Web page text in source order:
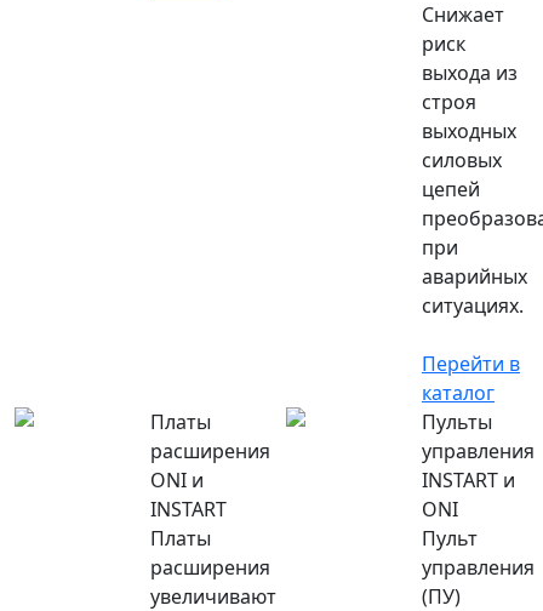
Снижает
риск
выхода из
строя
выходных
силовых
цепей
при
аварийных
ситуациях.
Перейти в
каталог
Платы
расширения
ONI и
INSTART
Платы
расширения
увеличивают
Пульты
управления
INSTART и
ONI
Пульт
управления
(ПУ)